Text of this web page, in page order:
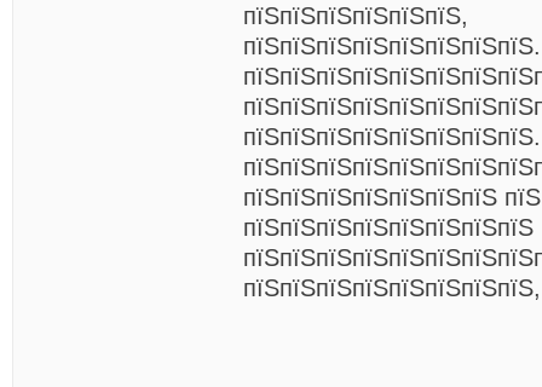
пїЅпїЅпїЅпїЅпїЅпїЅ,
пїЅпїЅпїЅпїЅпїЅпїЅпїЅ
пїЅпїЅпїЅпїЅпїЅпїЅпїЅпїЅ